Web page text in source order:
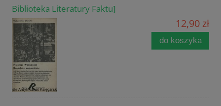
Biblioteka Literatury Faktu]
12,90 zł
do koszyka